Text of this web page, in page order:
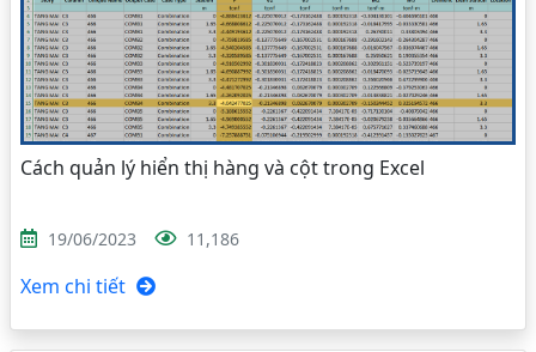
Cách quản lý hiển thị hàng và cột trong Excel
19/06/2023 11,186
Xem chi tiết